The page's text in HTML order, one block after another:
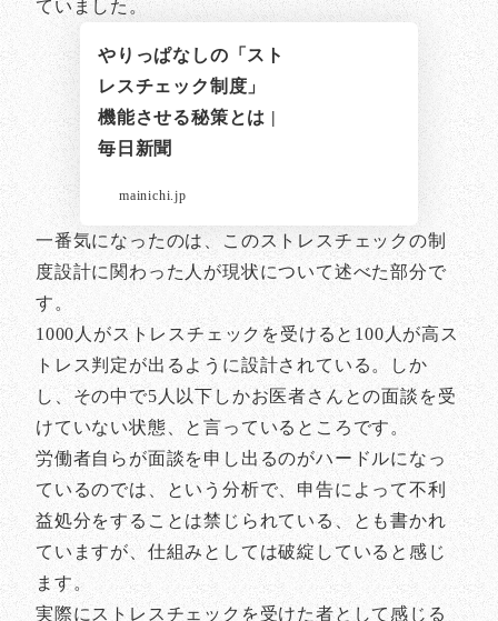
ていました。
やりっぱなしの「スト
レスチェック制度」
機能させる秘策とは |
毎日新聞
mainichi.jp
一番気になったのは、このストレスチェックの制
度設計に関わった人が現状について述べた部分で
す。
1000人がストレスチェックを受けると100人が高ス
トレス判定が出るように設計されている。しか
し、その中で5人以下しかお医者さんとの面談を受
けていない状態、と言っているところです。
労働者自らが面談を申し出るのがハードルになっ
ているのでは、という分析で、申告によって不利
益処分をすることは禁じられている、とも書かれ
ていますが、仕組みとしては破綻していると感じ
ます。
実際にストレスチェックを受けた者として感じる